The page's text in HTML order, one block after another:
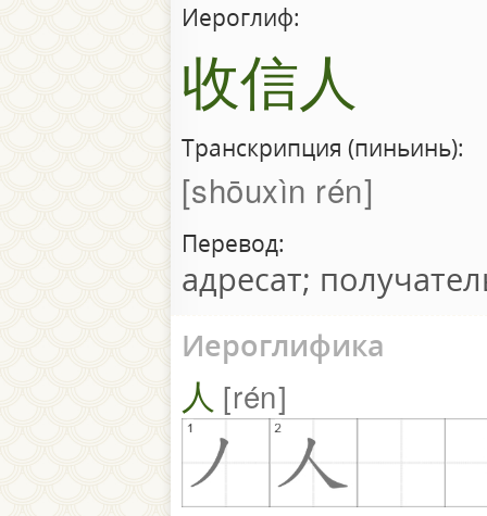
Иероглиф:
收信人
Транскрипция (пиньинь):
shōuxìn rén
Перевод:
адресат;
Иероглифика
人 rén